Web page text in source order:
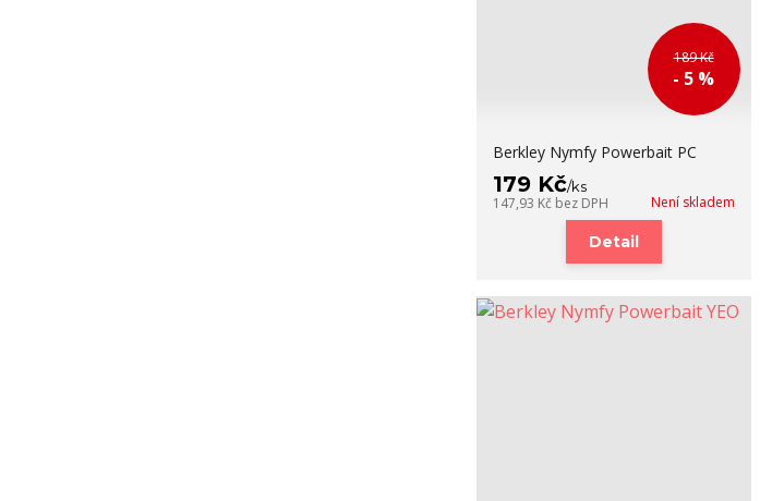
189 Kč
- 5 %
Berkley Nymfy Powerbait PC
179 Kč/ks
147,93 Kč bez DPH Není skladem
Detail